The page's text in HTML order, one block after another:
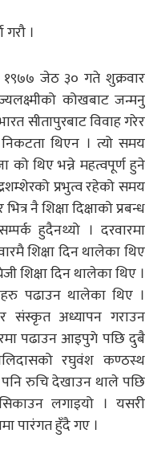
गरौ ।
जेठ ३० गते शुक्रवार
कोखबाट जन्मनु
सीतापुरबाट विवाह गरेर
थिएन । त्यो समय
को थिए भन्ने महत्वपूर्ण हुने
प्रभुत्व रहेको समय
नै शिक्षा दिक्षाको प्रबन्ध
हुदैनथ्यो । दरवारमा
शिक्षा दिन थालेका थिए
शिक्षा दिन थालेका थिए ।
पढाउन थालेका थिए ।
संस्कृत अध्यापन गराउन
पढाउन आइपुगे पछि दुबै
रघुवंश कण्ठस्थ
पनि रुचि देखाउन थाले पछि
लगाइयो । यसरी
पारंगत हुँदै गए ।